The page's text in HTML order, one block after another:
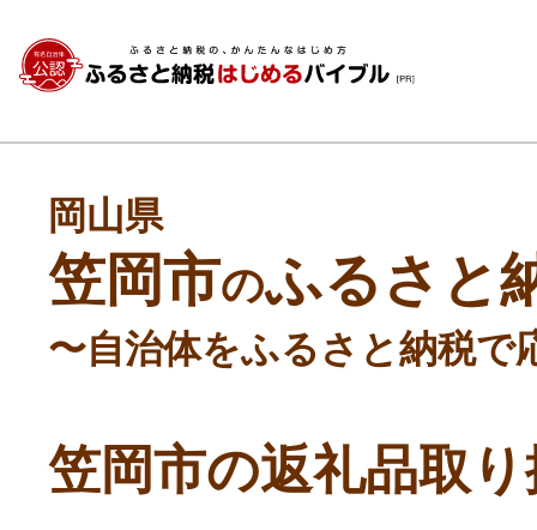
岡山県
笠岡市のふるさと
〜自治体をふるさと納税で
笠岡市の返礼品取